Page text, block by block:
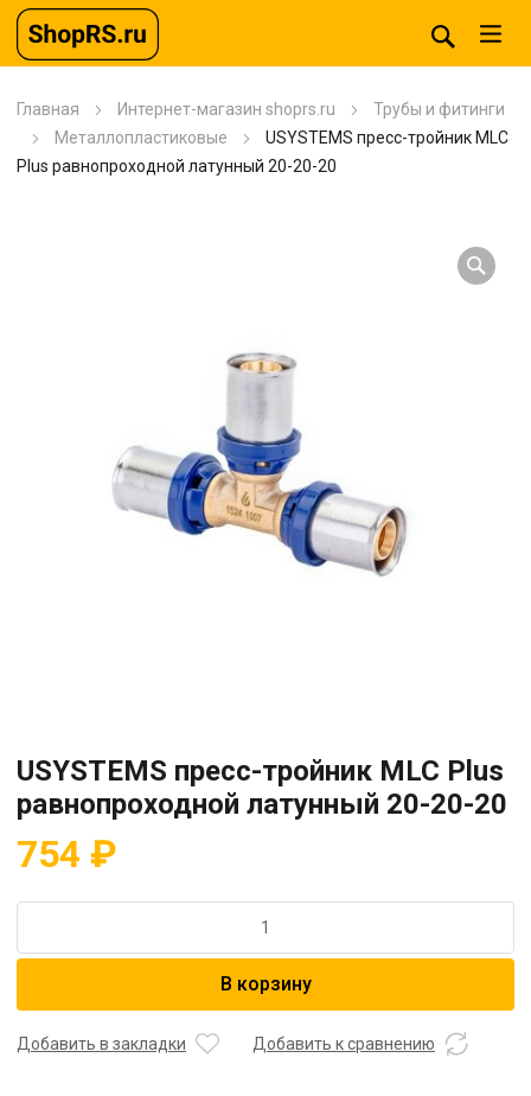
Главная Интернет-магазин shoprs.ru
Трубы и фитинги
Металлопластиковые
USYSTEMS пресс-тройник MLC
Plus равнопроходной латунный 20-20-20
USYSTEMS пресс-тройник MLC Plus
равнопроходной латунный 20-20-20
754 ₽
USYSTEMS
MLC
В корзину
Добавить в закладки Добавить к сравнению